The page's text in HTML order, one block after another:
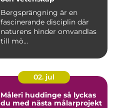
Bergsprängning är en
fascinerande disciplin där
naturens hinder omvandlas
till mö...
02. jul
Måleri huddinge så lyckas
du med nästa målarprojekt